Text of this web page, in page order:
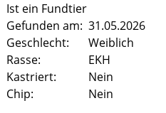
Ist ein Fundtier
Gefunden am: 31.05.2026
Geschlecht:
Weiblich
Rasse:
EKH
Kastriert:
Nein
Chip:
Nein